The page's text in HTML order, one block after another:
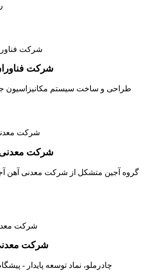
شرکت
طراحی و ساخت سیستم مکانیزاسیون
شرکت معدنی
گروه آجین متشکل از شرکت معدنی آهن
شرکت
چادرملو، نماد توسعه پایدار -